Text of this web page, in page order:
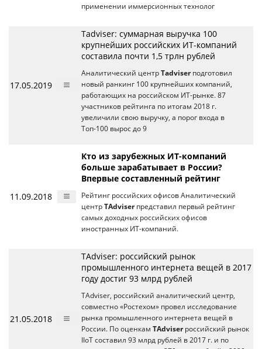
применении иммерсионных технолог
17.05.2019
Tadviser: суммарная выручка 100
крупнейших российских ИТ-компаний
составила почти 1,5 трлн рублей
Аналитический центр Tadviserподготовил
новый ранкинг 100 крупнейших компаний,
работающих на российском ИТ-рынке. 87
участников рейтинга по итогам 2018 г.
увеличили свою выручку, а порог входа в
Топ-100 вырос до 9
11.09.2018
Кто из зарубежных ИТ-компаний
больше зарабатывает в России?
Впервые составленный рейтинг
Рейтинг российских офисов Аналитический
центр TAdviserпредставил первый рейтинг
самых доходных российских офисов
иностранных ИТ-компаний.
21.05.2018
TAdviser: российский рынок
промышленного интернета вещей в 2017
году достиг 93 млрд рублей
TAdviser, российский аналитический центр,
совместно «Ростехом» провел исследование
рынка промышленного интернета вещей в
России. По оценкам TAdviserроссийский рынок
IIoT составил 93 млрд рублей в 2017 г. и по